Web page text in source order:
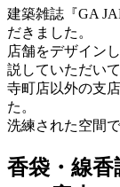
建築雑誌『GA
だきました。
店舗をデザイン
説していただい
寺町店以外の支
た。
洗練された空間
香袋・線香